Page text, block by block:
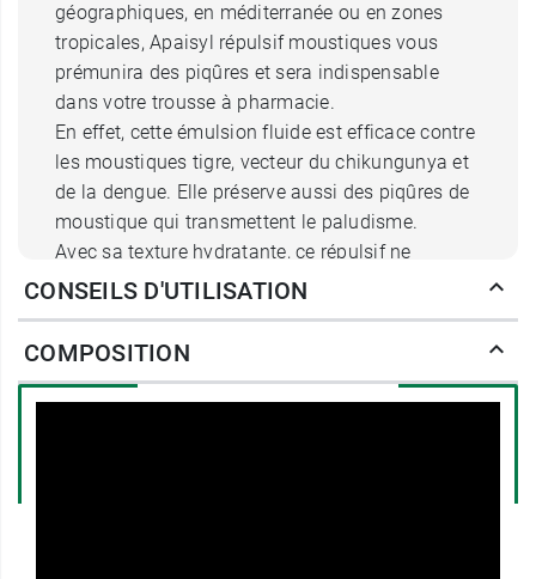
géographiques, en méditerranée ou en zones
tropicales, Apaisyl répulsif moustiques vous
prémunira des piqûres et sera indispensable
dans votre trousse à pharmacie.
En effet, cette émulsion fluide est efficace contre
les moustiques tigre, vecteur du chikungunya et
de la dengue. Elle préserve aussi des piqûres de
moustique qui transmettent le paludisme.
Avec sa texture hydratante, ce répulsif ne
dessèche pas l’épiderme et laisse la peau douce
Il vous assure une protection fiable et durable
et de 3 heures sur les moustiques tigre.
CONSEILS D'UTILISATION
COMPOSITION